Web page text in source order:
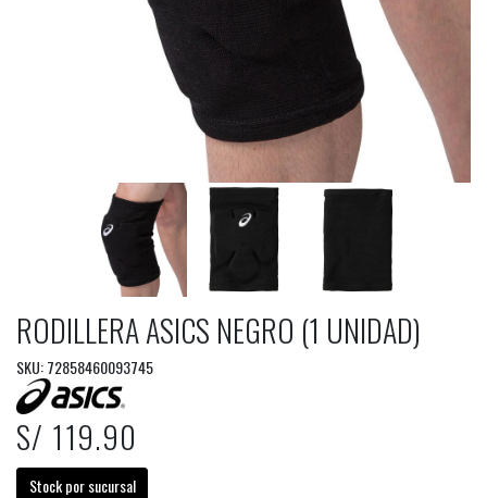
RODILLERA ASICS NEGRO (1 UNIDAD)
SKU: 72858460093745
S/ 119.90
Stock por sucursal